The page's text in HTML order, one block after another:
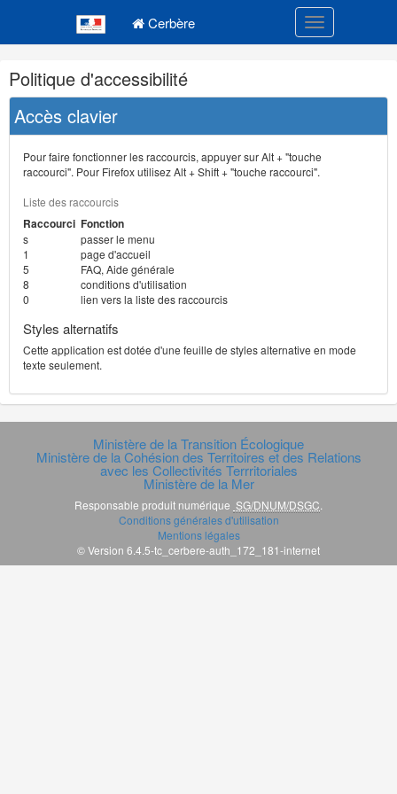
Cerbère Toggle
Navigation
et
outils
annexes
Politique d'accessibilité
Accès clavier
Pour faire fonctionner les raccourcis, appuyer sur Alt + "touche
raccourci". Pour Firefox utilisez Alt + Shift + "touche raccourci".
Liste des raccourcis
Raccourci Fonction
s
passer le menu
1
page d'accueil
5
FAQ, Aide générale
8
conditions d'utilisation
0
lien vers la liste des raccourcis
Styles alternatifs
Cette application est dotée d'une feuille de styles alternative en mode
texte seulement.
Ministère de la Transition Écologique
Ministère de la Cohésion des Territoires et des Relations
avec les Collectivités Terrritoriales
Ministère de la Mer
Responsable produit numérique SG/DNUM/DSGC
Conditions générales d'utilisation
Mentions légales
© Version 6.4.5-tc_cerbere-auth_172_181-internet